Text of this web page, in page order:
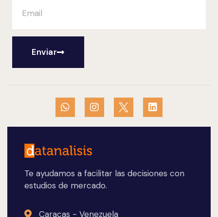
Te ayudamos a facilitar las decisiones con
estudios de mercado.
Caracas - Venezuela
Enviar